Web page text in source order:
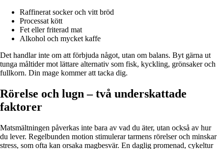
Raffinerat socker och vitt bröd
Processat kött
Fet eller friterad mat
Alkohol och mycket kaffe
Det handlar inte om att förbjuda något, utan om balans. Byt gärna ut
tunga måltider mot lättare alternativ som fisk, kyckling, grönsaker och
fullkorn. Din mage kommer att tacka dig.
Rörelse och lugn – två underskattade
faktorer
Matsmältningen påverkas inte bara av vad du äter, utan också av hur
du lever. Regelbunden motion stimulerar tarmens rörelser och minskar
stress, som ofta kan orsaka magbesvär. En daglig promenad, cykeltur